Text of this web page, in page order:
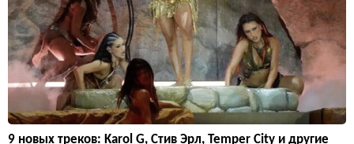
9 новых треков: Karol G, Стив Эрл, Temper City и другие